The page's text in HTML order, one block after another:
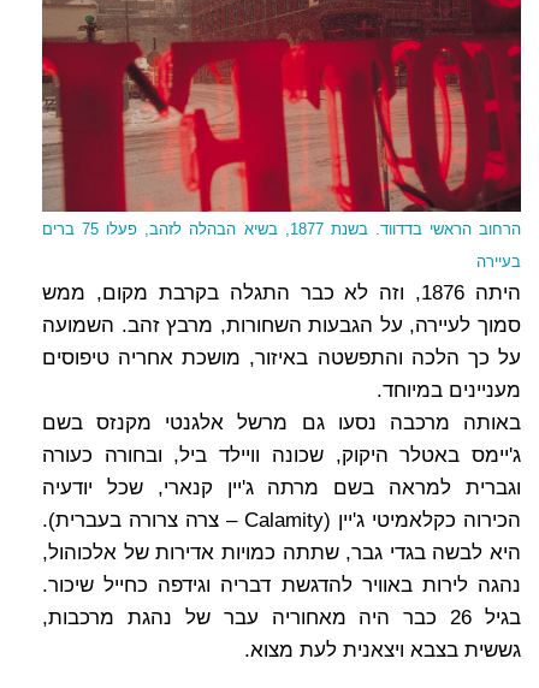
הרחוב הראשי בדדווד. בשנת 1877, בשיא הבהלה לזהב, פעלו 75 ברים
בעיירה
היתה 1876, וזה לא כבר התגלה בקרבת מקום, ממש
סמוך לעיירה, על הגבעות השחורות, מרבץ זהב. השמועה
על כך הלכה והתפשטה באיזור, מושכת אחריה טיפוסים
מעניינים במיוחד.
באותה מרכבה נסעו גם מרשל אלגנטי מקנזס בשם
ג'יימס באטלר היקוק, שכונה וויילד ביל, ובחורה כעורה
וגברית למראה בשם מרתה ג'יין קנארי, שכל יודעיה
הכירוה כקלאמיטי ג'יין (Calamity – צרה צרורה בעברית).
היא לבשה בגדי גבר, שתתה כמויות אדירות של אלכוהול,
נהגה לירות באוויר להדגשת דבריה וגידפה כחייל שיכור.
בגיל 26 כבר היה מאחוריה עבר של נהגת מרכבות,
גששית בצבא ויצאנית לעת מצוא.